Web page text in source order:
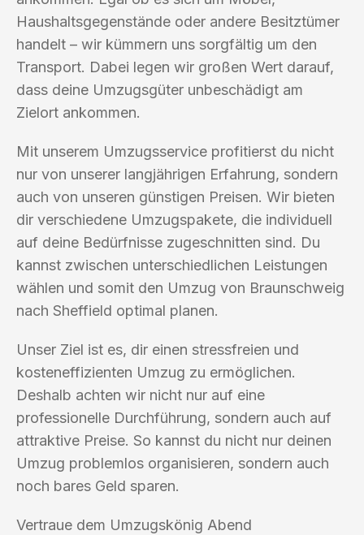
Haushaltsgegenstände oder andere Besitztümer
handelt – wir kümmern uns sorgfältig um den
Transport. Dabei legen wir großen Wert darauf,
dass deine Umzugsgüter unbeschädigt am
Zielort ankommen.
Mit unserem Umzugsservice profitierst du nicht
nur von unserer langjährigen Erfahrung, sondern
auch von unseren günstigen Preisen. Wir bieten
dir verschiedene Umzugspakete, die individuell
auf deine Bedürfnisse zugeschnitten sind. Du
kannst zwischen unterschiedlichen Leistungen
wählen und somit den Umzug von Braunschweig
nach Sheffield optimal planen.
Unser Ziel ist es, dir einen stressfreien und
kosteneffizienten Umzug zu ermöglichen.
Deshalb achten wir nicht nur auf eine
professionelle Durchführung, sondern auch auf
attraktive Preise. So kannst du nicht nur deinen
Umzug problemlos organisieren, sondern auch
noch bares Geld sparen.
Vertraue dem Umzugskönig Abend